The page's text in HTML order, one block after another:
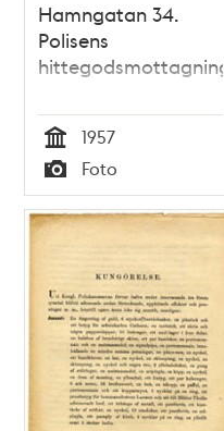
Hamngatan 34.
Polisens
hittegodsmottagning
Tid
1957
Typ
Foto